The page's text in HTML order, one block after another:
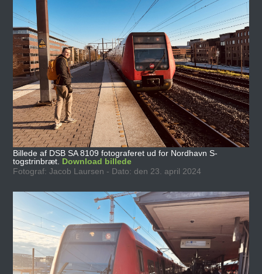
Billede af DSB SA 8109 fotograferet ud for Nordhavn S-
togstrinbræt. Download billede
Fotograf: Jacob Laursen - Dato: den 23. april 2024